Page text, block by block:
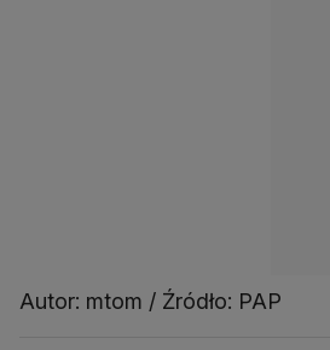
Autor: mtom / Źródło: PAP